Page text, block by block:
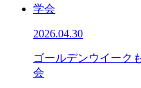
2026.04.30
ゴールデンウイーク
会